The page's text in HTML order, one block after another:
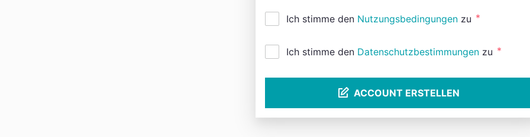
Ich stimme den Nutzungsbedingungen zu *
Ich stimme den Datenschutzbestimmungen zu *
ACCOUNT ERSTELLEN